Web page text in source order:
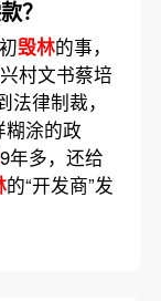
？
毁林的事，
村文书蔡培
律制裁，
涂的政
9年多，还给
的“开发商”发